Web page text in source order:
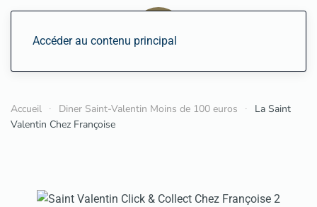
Accéder au contenu principal
Accueil Diner Saint-Valentin Moins de 100 euros
La Saint
Valentin Chez Françoise